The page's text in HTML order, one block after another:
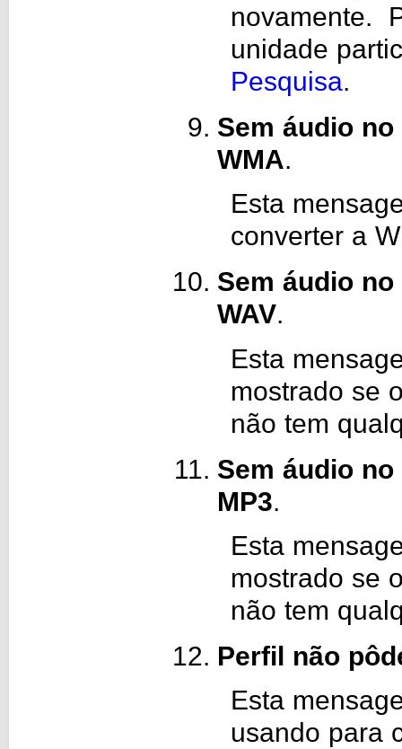
novamente.
unidade
Pesquisa.
Sem áudio
WMA.
Esta
converter a
Sem áudio
WAV.
Esta
mostrado se
não tem
Sem áudio
MP3.
Esta
mostrado se
não tem
Perfil não
Esta
usando para